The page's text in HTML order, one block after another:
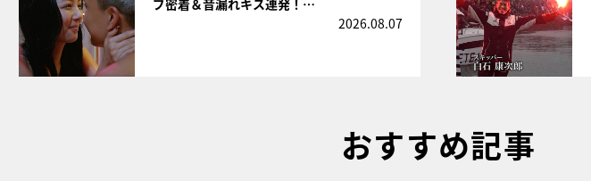
ブ密着＆音漏れキス連発！…
2026.08.07
おすすめ記事